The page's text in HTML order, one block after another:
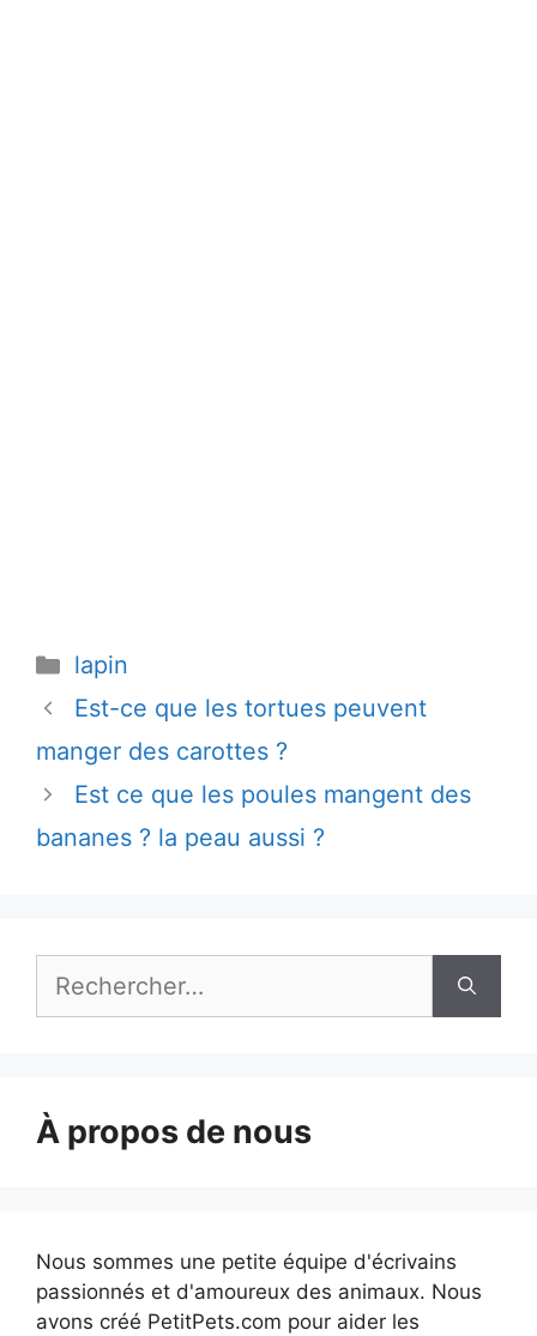
Catégories
lapin
Est-ce que les tortues peuvent
manger des carottes ?
Est ce que les poules mangent des
bananes ? la peau aussi ?
À propos de nous
Nous sommes une petite équipe d'écrivains
passionnés et d'amoureux des animaux. Nous
avons créé PetitPets.com pour aider les